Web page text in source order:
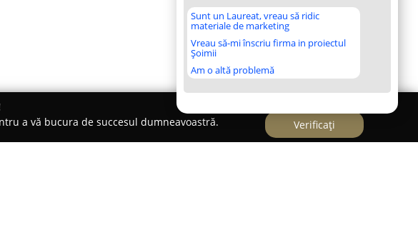
Sunt un Laureat, vreau să ridic
materiale de marketing
Vreau să-mi înscriu firma in proiectul
Șoimii
Am o altă problemă
a vă bucura de succesul dumneavoastră.
Verificați